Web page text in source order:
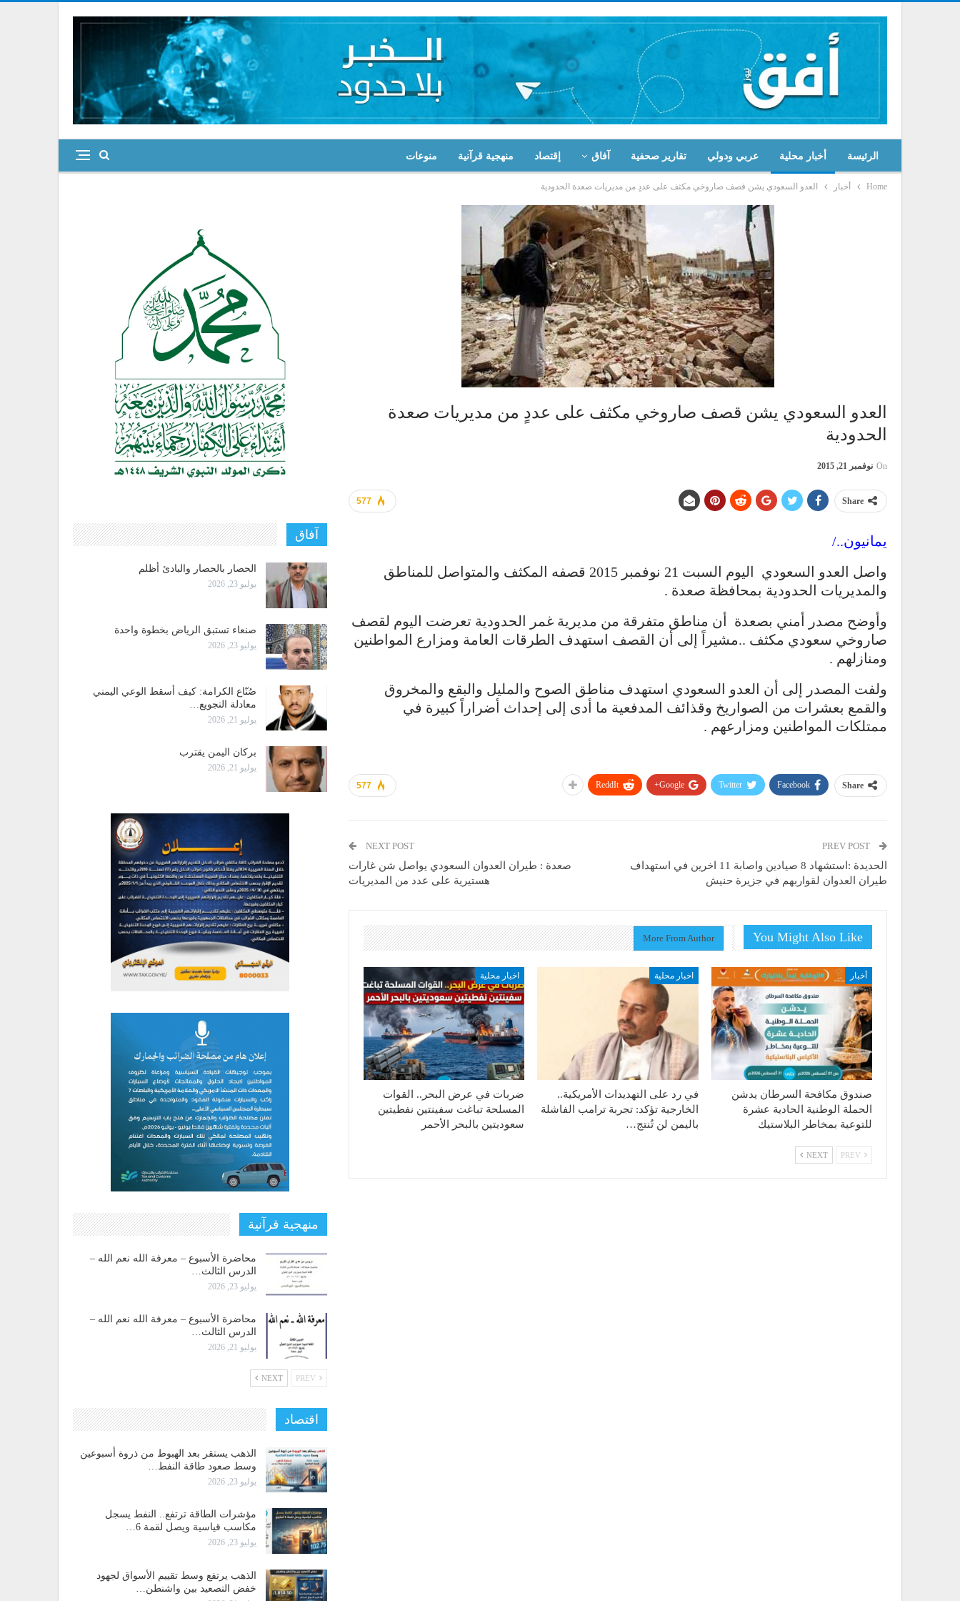
الرئيسة أخبار محلية عربي ودولي تقارير صحفية آفاق إقتصاد منهجية قرآنية منوعات
Home أخبار العدو السعودي يشن قصف صاروخي مكثف على عددٍ من مديريات صعدة الحدودية
العدو السعودي يشن قصف صاروخي مكثف على عددٍ من مديريات صعدة
الحدودية
On نوفمبر 21, 2015
577 Share
يمانيون../
واصل العدو السعودي اليوم السبت 21 نوفمبر 2015 قصفه المكثف والمتواصل للمناطق
والمديريات الحدودية بمحافظة صعدة .
وأوضح مصدر أمني بصعدة أن مناطق متفرقة من مديرية غمر الحدودية تعرضت اليوم لقصف
صاروخي سعودي مكثف ..مشيراً إلى أن القصف استهدف الطرقات العامة ومزارع المواطنين
ومنازلهم .
ولفت المصدر إلى أن العدو السعودي استهدف مناطق الصوح والمليل والبقع والمخروق
والقمع بعشرات من الصواريخ وقذائف المدفعية ما أدى إلى إحداث أضراراً كبيرة في
ممتلكات المواطنين ومزارعهم .
577 Share
Facebook
Twitter
Google+
ReddIt
الحديدة :استشهاد 8 صيادين واصابة 11 اخرين في استهداف
طيران العدوان لقواربهم في جزيرة حنيش
NEXT POST
صعدة : طيران العدوان السعودي يواصل شن غارات
هستيرية على عدد من المديريات
You Might Also Like
More From Author
أخبار
صندوق مكافحة السرطان يدشن
الحملة الوطنية الحادية عشرة
للتوعية بمخاطر البلاستيك
اخبار محلية
في رد على التهديدات الأمريكية..
الخارجية تؤكد: تجربة ترامب الفاشلة
باليمن لن تُنتج…
اخبار محلية
ضربات في عرض البحر.. القوات
المسلحة تباغت سفينتين نفطيتين
سعوديتين بالبحر الأحمر
NEXT
آفاق
الحصار بالحصار والبادئ أظلم
يوليو 23, 2026
صنعاء تستبق الرياض بخطوة واحدة
يوليو 23, 2026
صُنّاع الكرامة: كيف أسقط الوعي اليمني
معادلة التجويع…
يوليو 21, 2026
بركان اليمن يقترب
يوليو 21, 2026
منهجية قرآنية
محاضرة الأسبوع – معرفة الله نعم الله –
الدرس الثالث…
يوليو 23, 2026
محاضرة الأسبوع – معرفة الله نعم الله –
الدرس الثالث…
يوليو 21, 2026
NEXT
اقتصاد
الذهب يستقر بعد الهبوط من ذروة أسبوعين
وسط صعود طاقة النفط…
يوليو 23, 2026
مؤشرات الطاقة ترتفع.. النفط يسجل
مكاسب قياسية ويصل لقمة 6…
يوليو 23, 2026
الذهب يرتفع وسط تقييم الأسواق لجهود
خفض التصعيد بين واشنطن…